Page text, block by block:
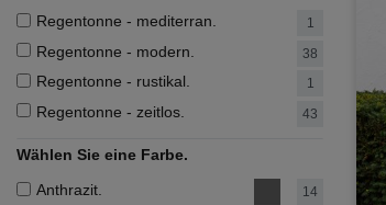
Regentonne - mediterran.
1
Regentonne - modern. 38
Regentonne - rustikal. 1
Regentonne - zeitlos. 43
Wählen Sie eine Farbe.
Anthrazit.
14